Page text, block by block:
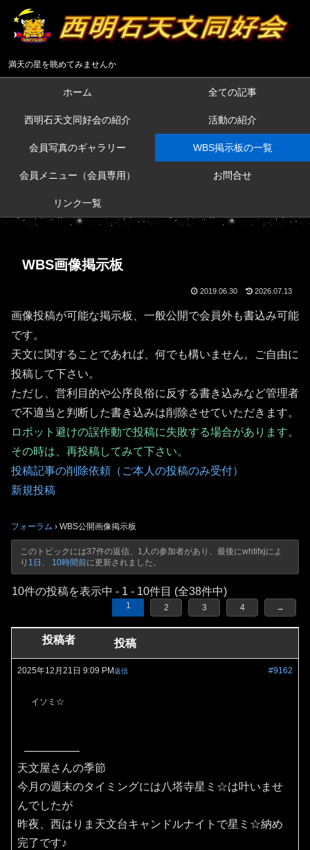
満天の星を眺めてみませんか
ホーム 全ての記事
西明石天文同好会の紹介 活動の紹介
会員写真のギャラリー WBS掲示板の一覧
会員メニュー（会員専用） お問合せ
リンク一覧
WBS画像掲示板
2019.06.30 2026.07.13
画像投稿が可能な掲示板、一般公開で会員外も書込み可能
です。
天文に関することであれば、何でも構いません。ご自由に
投稿して下さい。
ただし、営利目的や公序良俗に反する書き込みなど管理者
で不適当と判断した書き込みは削除させていただきます。
ロボット避けの誤作動で投稿に失敗する場合があります。
その時は、再投稿してみて下さい。
投稿記事の削除依頼（ご本人の投稿のみ受付）
新規投稿
フォーラム › WBS公開画像掲示板
このトピックには37件の返信、1人の参加者があり、最後にwhtifxjによ
り 1日、 10時間前に更新されました。
10件の投稿を表示中 - 1 - 10件目 (全38件中)
1 2 3 4 →
投稿者 投稿
2025年12月21日 9:09 PM #9162
返信
イソミ☆
天文屋さんの季節
今月の週末のタイミングには八塔寺星ミ☆は叶いませ
んでしたが
昨夜、西はりま天文台キャンドルナイトで星ミ☆納め
完了です♪